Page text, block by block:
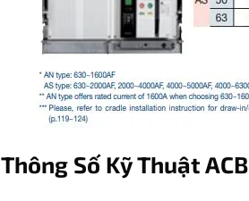
Thông Số Kỹ Thuật ACB